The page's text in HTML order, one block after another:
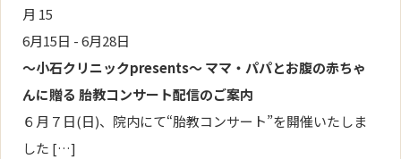
月 15
6月15日 -6月28日
～小石クリニックpresents～ ママ・パパとお腹の赤ちゃ
んに贈る 胎教コンサート配信のご案内
６月７日(日)、院内にて“胎教コンサート”を開催いたしま
した […]